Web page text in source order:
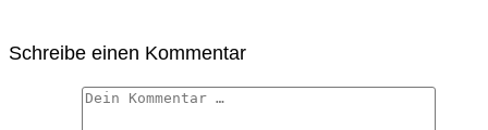
Schreibe einen Kommentar